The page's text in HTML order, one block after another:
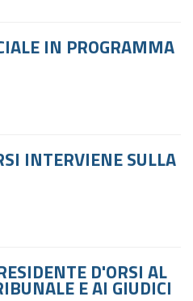
IN PROGRAMMA
INTERVIENE SULLA
D'ORSI AL
E AI GIUDICI